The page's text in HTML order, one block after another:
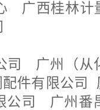
广西桂林
司 广州（从
件有限公司
司 广州番